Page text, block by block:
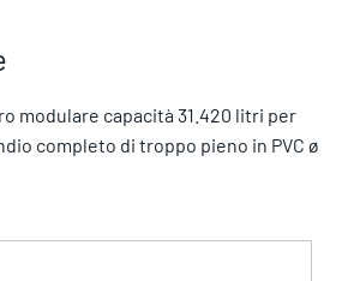
modulare capacità 31.420 litri per
completo di troppo pieno in PVC ø